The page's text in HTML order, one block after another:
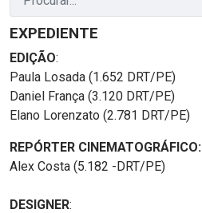
EXPEDIENTE
EDIÇÃO:
Paula Losada (1.652 DRT/PE)
Daniel França (3.120 DRT/PE)
Elano Lorenzato (2.781 DRT/PE)
REPÓRTER CINEMATOGRÁFICO:
Alex Costa (5.182 -DRT/PE)
DESIGNER: